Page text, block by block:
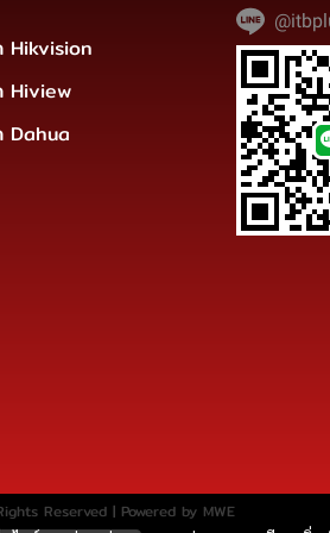
Hikvision
Hiview
Dahua
Reserved | Powered by MWE